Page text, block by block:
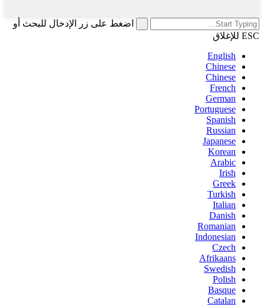
اضغط على زر الإدخال للبحث أو
ESC للإغلاق
English
Chinese
Chinese
French
German
Portuguese
Spanish
Russian
Japanese
Korean
Arabic
Irish
Greek
Turkish
Italian
Danish
Romanian
Indonesian
Czech
Afrikaans
Swedish
Polish
Basque
Catalan